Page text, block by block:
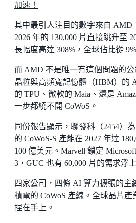
加速！
其中最引人注目的數字來自 AMD
2026 年的 130,000 片直接跳升至
長幅度高達 308%，全球佔比從
而 AMD 不是唯一有這個問題的
晶粒與高頻寬記憶體（HBM）的
的 TPU、微軟的 Maia、還是
一步都繞不開 CoWoS。
同份報告顯示，聯發科（2454）
的 CoWoS-S 產能在 2027 年達
100 億美元。Marvell 鎖定
3，GUC 也有 60,000 片的需求浮
四家公司，四條 AI 算力擴張的
積電的 CoWoS 產線。全球晶片
捏在手上。